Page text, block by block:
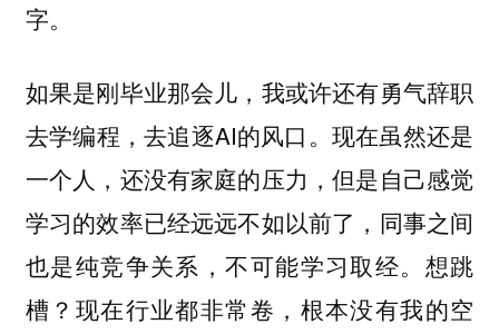
字。
如果是刚毕业那会儿，我或许还有勇气辞职
去学编程，去追逐AI的风口。现在虽然还是
一个人，还没有家庭的压力，但是自己感觉
学习的效率已经远远不如以前了，同事之间
也是纯竞争关系，不可能学习取经。想跳
槽？现在行业都非常卷，根本没有我的空